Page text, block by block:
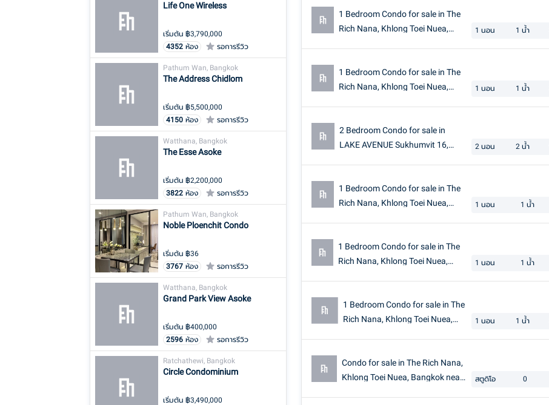
Life One Wireless
เริ่มต้น ฿3,790,000
4352 ห้อง รอการรีวิว
Pathum Wan, Bangkok
The Address Chidlom
เริ่มต้น ฿5,500,000
4150 ห้อง รอการรีวิว
Watthana, Bangkok
The Esse Asoke
เริ่มต้น ฿2,200,000
3822 ห้อง รอการรีวิว
Pathum Wan, Bangkok
Noble Ploenchit Condo
เริ่มต้น ฿36
3767 ห้อง รอการรีวิว
Watthana, Bangkok
Grand Park View Asoke
เริ่มต้น ฿400,000
2596 ห้อง รอการรีวิว
Ratchathewi, Bangkok
Circle Condominium
เริ่มต้น ฿3,490,000
1 Bedroom Condo for sale in The
Rich Nana, Khlong Toei Nuea,
1 นอน 1 น้ำ
1 Bedroom Condo for sale in The
Rich Nana, Khlong Toei Nuea,
1 นอน 1 น้ำ
2 Bedroom Condo for sale in
LAKE AVENUE Sukhumvit 16,
2 นอน 2 น้ำ
1 Bedroom Condo for sale in The
Rich Nana, Khlong Toei Nuea,
1 นอน 1 น้ำ
1 Bedroom Condo for sale in The
Rich Nana, Khlong Toei Nuea,
1 นอน 1 น้ำ
1 Bedroom Condo for sale in The
Rich Nana, Khlong Toei Nuea,
1 นอน 1 น้ำ
Condo for sale in The Rich Nana,
Khlong Toei Nuea, Bangkok near
สตูดิโอ 0